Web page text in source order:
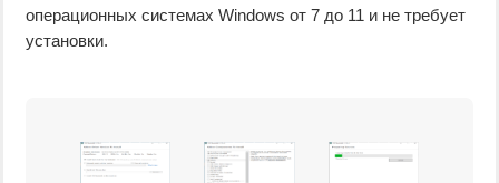
операционных системах Windows от 7 до 11 и не требует
установки.